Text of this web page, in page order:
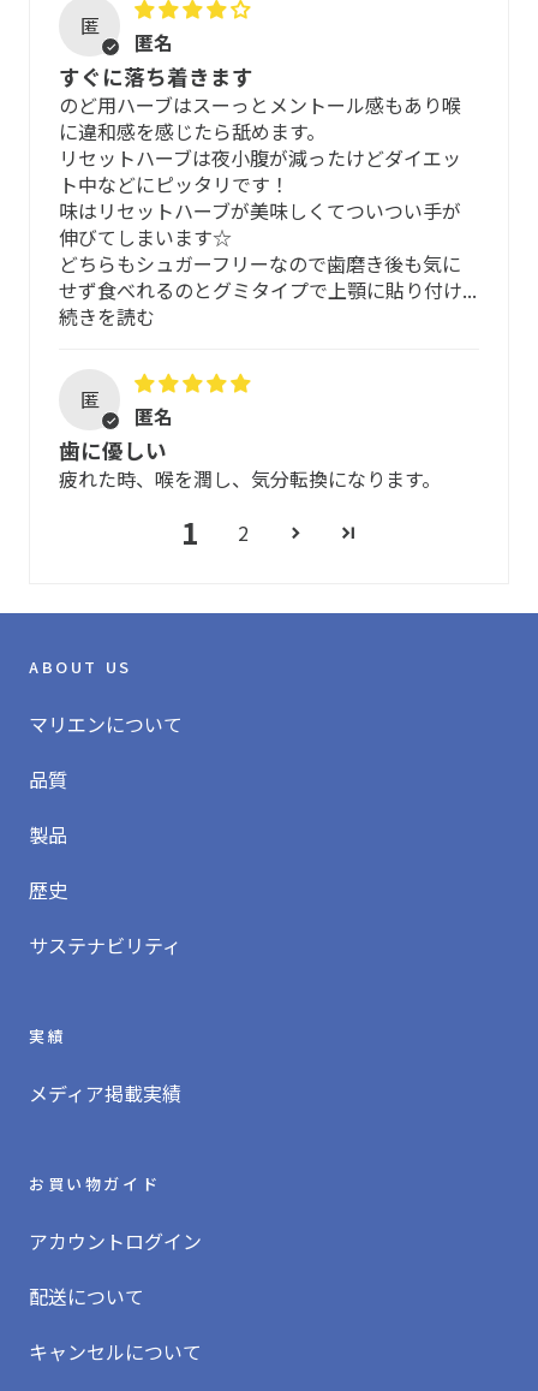
匿
匿名
すぐに落ち着きます
のど用ハーブはスーっとメントール感もあり喉
に違和感を感じたら舐めます。
リセットハーブは夜小腹が減ったけどダイエッ
ト中などにピッタリです！
味はリセットハーブが美味しくてついつい手が
伸びてしまいます☆
どちらもシュガーフリーなので歯磨き後も気に
せず食べれるのとグミタイプで上顎に貼り付け...
続きを読む
匿
匿名
歯に優しい
疲れた時、喉を潤し、気分転換になります。
1 2
ABOUT US
マリエンについて
品質
製品
歴史
サステナビリティ
実績
メディア掲載実績
お買い物ガイド
アカウントログイン
配送について
キャンセルについて